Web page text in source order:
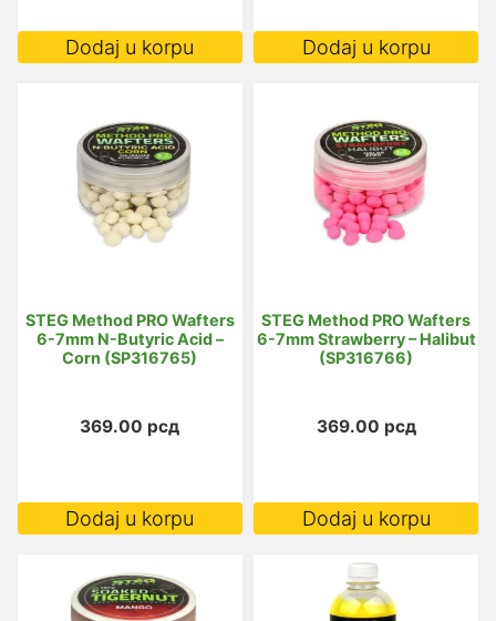
Dodaj u korpu Dodaj u korpu
STEG Method PRO Wafters
6-7mm N-Butyric Acid –
Corn (SP316765)
369.00 рсд
Dodaj u korpu
STEG Method PRO Wafters
6-7mm Strawberry – Halibut
(SP316766)
369.00 рсд
Dodaj u korpu